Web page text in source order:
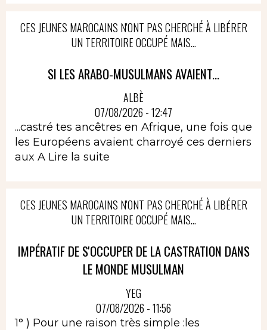
CES JEUNES MAROCAINS N'ONT PAS CHERCHÉ À LIBÉRER
UN TERRITOIRE OCCUPÉ MAIS...
SI LES ARABO-MUSULMANS AVAIENT...
ALBÈ
07/08/2026 - 12:47
...castré tes ancêtres en Afrique, une fois que
les Européens avaient charroyé ces derniers
aux A Lire la suite
CES JEUNES MAROCAINS N'ONT PAS CHERCHÉ À LIBÉRER
UN TERRITOIRE OCCUPÉ MAIS...
IMPÉRATIF DE S'OCCUPER DE LA CASTRATION DANS
LE MONDE MUSULMAN
YEG
07/08/2026 - 11:56
1° ) Pour une raison très simple :les